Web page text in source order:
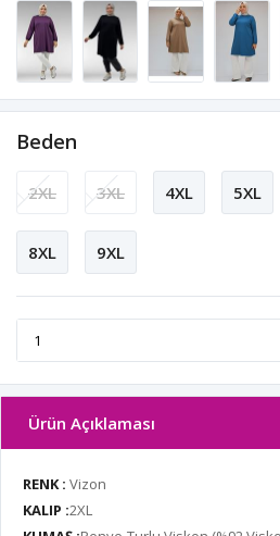
Beden
2XL 3XL 4XL 5XL
8XL 9XL
Ürün Açıklaması
RENK : Vizon
KALIP :2XL